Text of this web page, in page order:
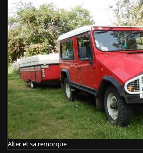
Alter et sa remorque